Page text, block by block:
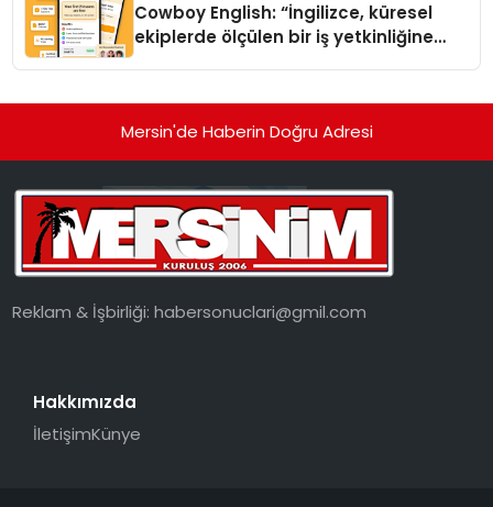
Cowboy English: “İngilizce, küresel
ekiplerde ölçülen bir iş yetkinliğine
Mersin'de Haberin Doğru Adresi
Reklam & İşbirliği:habersonuclari@gmil.com
Hakkımızda
İletişimKünye